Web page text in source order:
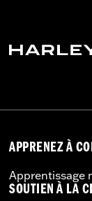
APPRENEZ À
Apprentissage
SOUTIEN À LA